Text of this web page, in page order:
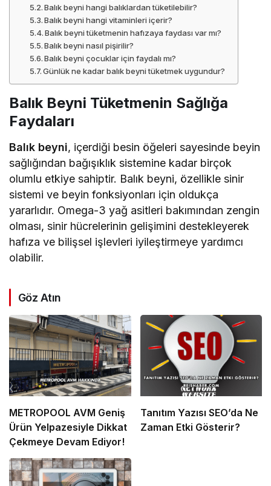
Balık beyni hangi balıklardan tüketilebilir?
Balık beyni hangi vitaminleri içerir?
Balık beyni tüketmenin hafızaya faydası var mı?
Balık beyni nasıl pişirilir?
Balık beyni çocuklar için faydalı mı?
Günlük ne kadar balık beyni tüketmek uygundur?
Balık Beyni Tüketmenin Sağlığa
Faydaları
Balık beyni, içerdiği besin öğeleri sayesinde beyin
sağlığından bağışıklık sistemine kadar birçok
olumlu etkiye sahiptir. Balık beyni, özellikle sinir
sistemi ve beyin fonksiyonları için oldukça
yararlıdır. Omega-3 yağ asitleri bakımından zengin
olması, sinir hücrelerinin gelişimini destekleyerek
hafıza ve bilişsel işlevleri iyileştirmeye yardımcı
olabilir.
Göz Atın
METROPOOL AVM Geniş
Ürün Yelpazesiyle Dikkat
Çekmeye Devam Ediyor!
Tanıtım Yazısı SEO’da Ne
Zaman Etki Gösterir?